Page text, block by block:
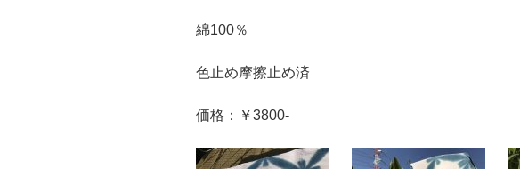
綿100％
色止め摩擦止め済
価格：￥3800-